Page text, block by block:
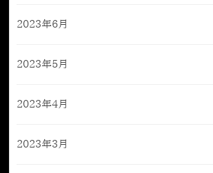
2023年6月
2023年5月
2023年4月
2023年3月